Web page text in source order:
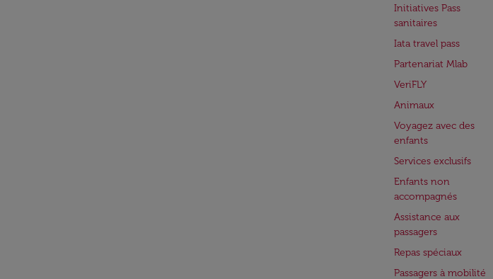
Initiatives Pass
sanitaires
Iata travel pass
Partenariat Mlab
VeriFLY
Animaux
Voyagez avec des
enfants
Services exclusifs
Enfants non
accompagnés
Assistance aux
passagers
Repas spéciaux
Passagers à mobilité